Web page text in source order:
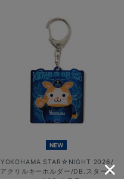
NEW
YOKOHAMA STAR☆NIGHT 2026/
アクリルキーホルダー/DB.スターマ